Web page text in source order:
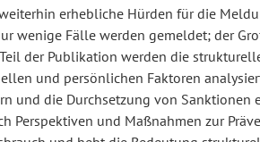
für
erhebliche Hürden für die
wenige Fälle werden gemeldet; der
der Publikation werden die
und persönlichen Faktoren
und die Durchsetzung von Sanktionen
Perspektiven und Maßnahmen zur